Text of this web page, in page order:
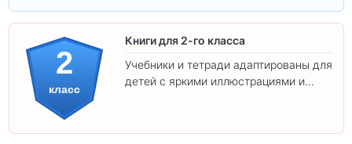
2
класс
Книги для 2-го класса
Учебники и тетради адаптированы для
детей с яркими иллюстрациями и